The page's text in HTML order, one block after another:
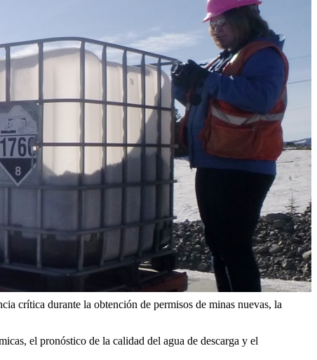
crítica durante la obtención de permisos de minas nuevas, la
el pronóstico de la calidad del agua de descarga y el